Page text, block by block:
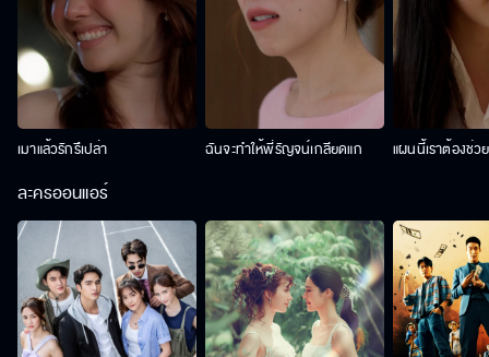
เมาแล้วรักรึเปล่า ฉันจะทำให้พี่รัญจน์เกลียดแก แผนนี้เราต้องช่ว
ละครออนแอร์